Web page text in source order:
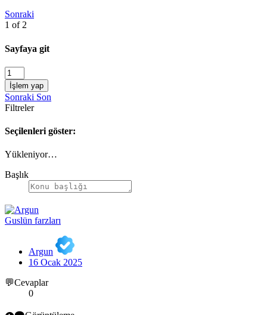
Sonraki
1 of 2
Sayfaya git
İşlem yap
Sonraki Son
Filtreler
Seçilenleri göster:
Yükleniyor…
Başlık
Guslün farzları
Argun
16 Ocak 2025
💬Cevaplar
0